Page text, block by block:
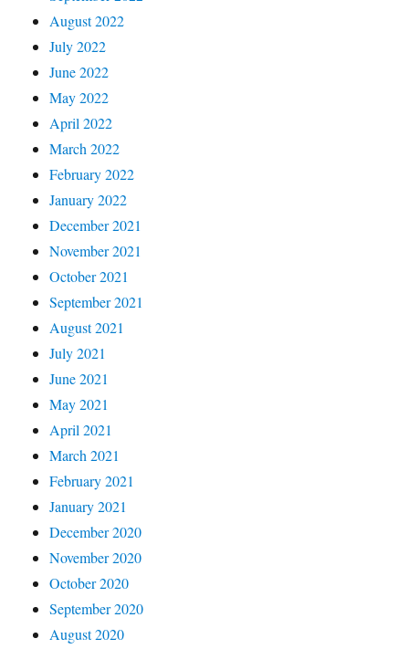
August 2022
July 2022
June 2022
May 2022
April 2022
March 2022
February 2022
January 2022
December 2021
November 2021
October 2021
September 2021
August 2021
July 2021
June 2021
May 2021
April 2021
March 2021
February 2021
January 2021
December 2020
November 2020
October 2020
September 2020
August 2020